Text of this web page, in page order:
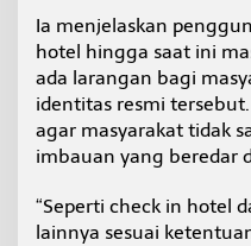
T
a
r
a
k
a
n
Ia menjelaskan
hotel hingga saat ini
ada larangan bagi
identitas resmi
agar masyarakat tidak
imbauan yang beredar
“Seperti check in hotel
lainnya sesuai